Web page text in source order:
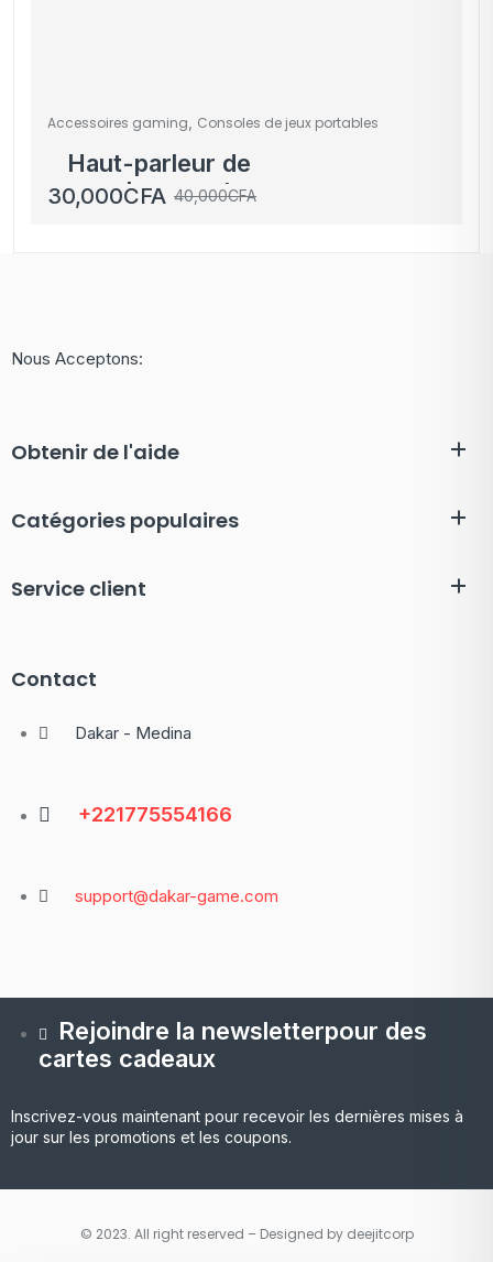
Accessoires gaming, Consoles de jeux portables
Haut-parleur de
remplacement pour
casque audio gaming
40,000CFA
30,000CFA
Nous Acceptons:
Obtenir de l'aide
Catégories populaires
Service client
Contact
Dakar - Medina
+221775554166
support@dakar-game.com
Rejoindre la newsletterpour des
cartes cadeaux
Inscrivez-vous maintenant pour recevoir les dernières mises à
jour sur les promotions et les coupons.
© 2023. All right reserved – Designed by deejitcorp